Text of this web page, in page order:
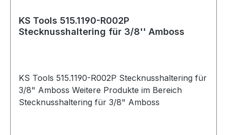
KS Tools 515.1190-R002P
Stecknusshaltering für 3/8'' Amboss
KS Tools 515.1190-R002P Stecknusshaltering für
3/8" Amboss Weitere Produkte im Bereich
Stecknusshaltering für 3/8" Amboss